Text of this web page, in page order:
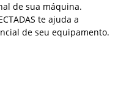
de sua máquina.
te ajuda a
de seu equipamento.